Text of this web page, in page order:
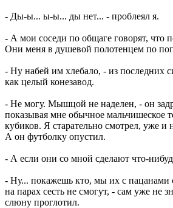
- Ды-ы... ы-ы... ды нет... - проблеял я.
- А мои соседи по общаге говорят, что
Они меня в душевой полотенцем по
- Ну набей им хлебало, - из последних
как целый конезавод.
- Не могу. Мышцой не наделен, - он
показывая мне обычное мальчишеское
кубиков. Я старательно смотрел, уже и
А он футболку опустил.
- А если они со мной сделают что-
- Ну... покажешь кто, мы их с пацанами
на парах сесть не смогут, - сам уже не
слюну проглотил.